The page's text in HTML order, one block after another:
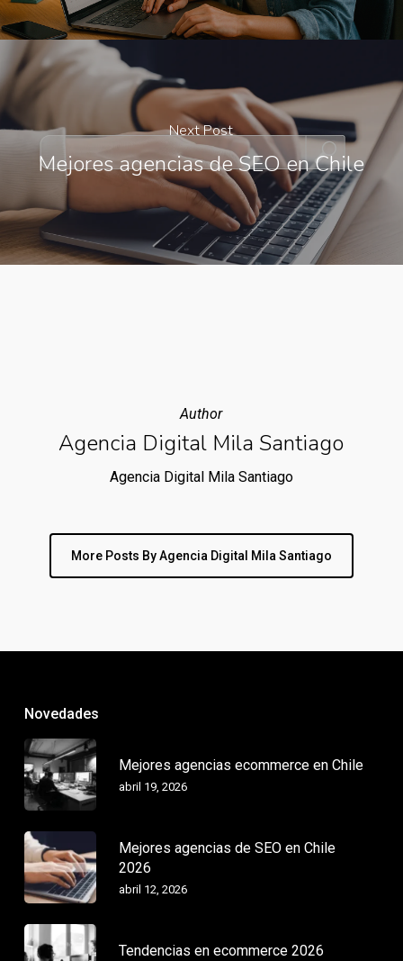
Next Post
Mejores agencias de SEO en Chile
Author
Agencia Digital Mila Santiago
Agencia Digital Mila Santiago
More Posts By Agencia Digital Mila Santiago
Novedades
Mejores agencias ecommerce en Chile
abril 19, 2026
Mejores agencias de SEO en Chile
2026
abril 12, 2026
Tendencias en ecommerce 2026